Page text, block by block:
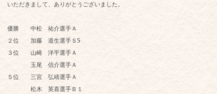
いただきまして、ありがとうございました。
優勝 中松 祐介選手Ａ
２位 加藤 道生選手Ｓ5
３位 山崎 洋平選手Ａ
玉尾 信介選手Ａ
５位 三宮 弘靖選手Ａ
松木 英喜選手Ｂ１